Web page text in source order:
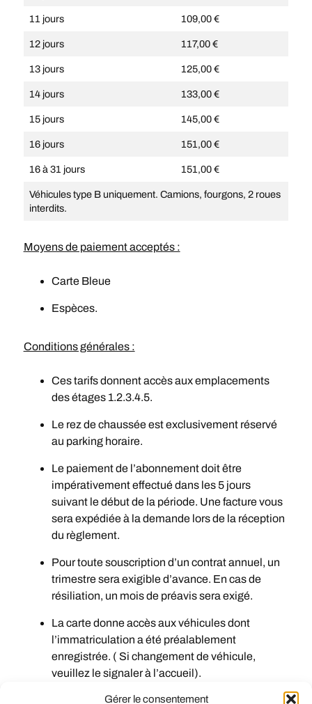
Gérer le consentement
11 jours 109,00 €
12 jours 117,00 €
13 jours 125,00 €
14 jours 133,00 €
15 jours 145,00 €
16 jours 151,00 €
16 à 31 jours 151,00 €
Véhicules type B uniquement. Camions, fourgons, 2 roues
interdits.
Moyens de paiement acceptés :
Carte Bleue
Espèces.
Conditions générales :
Ces tarifs donnent accès aux emplacements
des étages 1.2.3.4.5.
Le rez de chaussée est exclusivement réservé
au parking horaire.
Le paiement de l’abonnement doit être
impérativement effectué dans les 5 jours
suivant le début de la période. Une facture vous
sera expédiée à la demande lors de la réception
du règlement.
Pour toute souscription d’un contrat annuel, un
trimestre sera exigible d’avance. En cas de
résiliation, un mois de préavis sera exigé.
La carte donne accès aux véhicules dont
l’immatriculation a été préalablement
enregistrée. ( Si changement de véhicule,
veuillez le signaler à l’accueil).
Le stationnement a lieu aux risques et périls des